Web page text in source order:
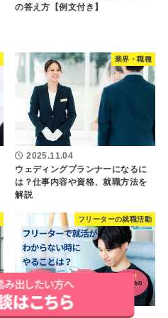
の答え方【例文付き】
業界・職種
2025.11.04
ウェディングプランナーになるに
は？仕事内容や資格、就職方法を
解説
フリーターの就職活動
2026.08.10